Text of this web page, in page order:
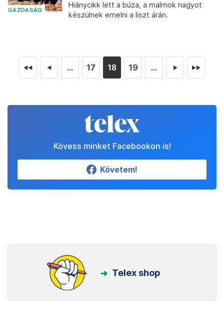
GAZDASÁG
Hiánycikk lett a búza, a malmok nagyot
készülnek emelni a liszt árán.
◄◄ ◄ ... 17 18 19 ... ► ►►
Kövess minket Facebookon is!
Követem!
Telex shop